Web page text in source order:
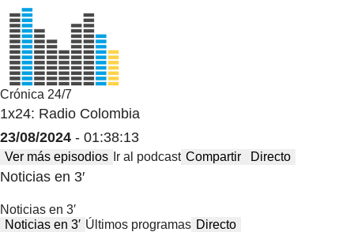
Crónica 24/7
1x24: Radio Colombia
23/08/2024 - 01:38:13
Ver más episodios Ir al podcast Compartir Directo
Noticias en 3′
Noticias en 3′
Noticias en 3′ Últimos programas Directo